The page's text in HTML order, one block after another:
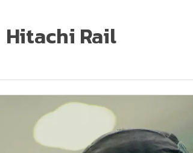
Hitachi Rail